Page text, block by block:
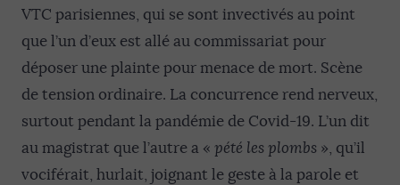
VTC parisiennes, qui se sont invectivés au point
que l’un d’eux est allé au commissariat pour
déposer une plainte pour menace de mort. Scène
de tension ordinaire. La concurrence rend nerveux,
surtout pendant la pandémie de Covid-19. L’un dit
au magistrat que l’autre a « pété les plombs », qu’il
vociférait, hurlait, joignant le geste à la parole et